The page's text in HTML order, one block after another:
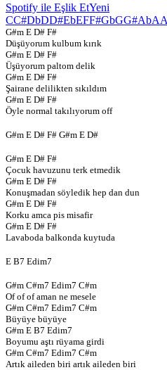
Spotify ile Eşlik EtYeni
CC#DbDD#EbEFF#GbGG#AbA
G#m E D# F#
Düşüyorum kulbum kırık
G#m E D# F#
Üşüyorum paltom delik
G#m E D# F#
Şairane delilikten sıkıldım
G#m E D# F#
Öyle normal takılıyorum off
G#m E D# F# G#m E D#
G#m E D# F#
Çocuk havuzunu terk etmedik
G#m E D# F#
Konuşmadan söyledik hep dan dun
G#m E D# F#
Korku amca pis misafir
G#m E D# F#
Lavaboda balkonda kuytuda
E B7 Edim7
G#m C#m7 Edim7 C#m
Of of of aman ne mesele
G#m C#m7 Edim7 C#m
Büyüye büyüye
G#m E B7 Edim7
Boyumu aştı rüyama girdi
G#m C#m7 Edim7 C#m
Artık aileden biri artık aileden biri